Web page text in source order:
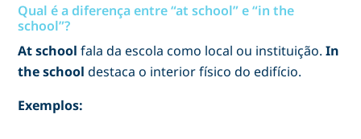
Qual é a diferença entre “at school” e “in the
school”?
At school fala da escola como local ou instituição.In
the school destaca o interior físico do edifício.
Exemplos: